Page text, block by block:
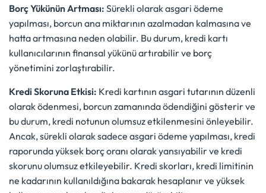
Borç Yükünün Artması: Sürekli olarak asgari ödeme
yapılması, borcun ana miktarının azalmadan kalmasına ve
hatta artmasına neden olabilir. Bu durum, kredi kartı
kullanıcılarının finansal yükünü artırabilir ve borç
yönetimini zorlaştırabilir.
Kredi Skoruna Etkisi: Kredi kartının asgari tutarının düzenli
olarak ödenmesi, borcun zamanında ödendiğini gösterir ve
bu durum, kredi notunun olumsuz etkilenmesini önleyebilir.
Ancak, sürekli olarak sadece asgari ödeme yapılması, kredi
raporunda yüksek borç oranı olarak yansıyabilir ve kredi
skorunu olumsuz etkileyebilir. Kredi skorları, kredi limitinin
ne kadarının kullanıldığına bakarak hesaplanır ve yüksek